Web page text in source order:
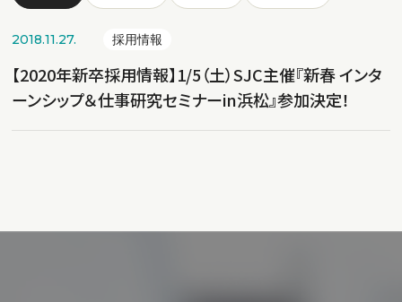
2018.11.27. 採用情報
【2020年新卒採用情報】1/5（土）SJC主催『新春 インタ
ーンシップ＆仕事研究セミナーin浜松』参加決定！